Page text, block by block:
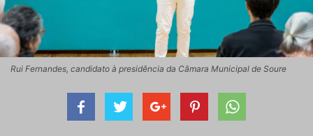
Rui Fernandes, candidato à presidência da Câmara Municipal de Soure